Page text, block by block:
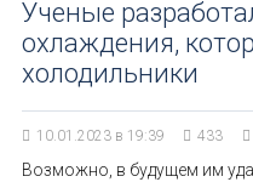
Ученые
охлаждения,
холодильники
10.01.2023 в 19:39 433
Возможно, в будущем им